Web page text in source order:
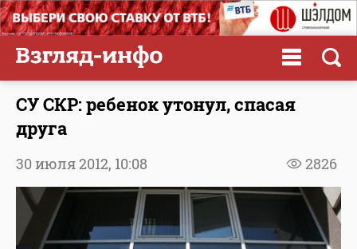
СУ СКР: ребенок утонул, спасая
друга
2826
30 июля 2012, 10:08